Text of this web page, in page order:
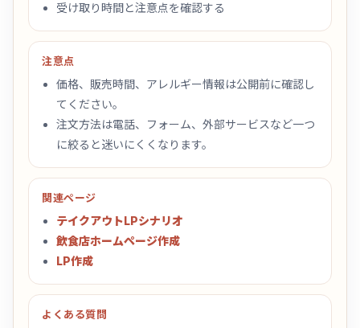
受け取り時間と注意点を確認する
注意点
価格、販売時間、アレルギー情報は公開前に確認し
てください。
注文方法は電話、フォーム、外部サービスなど一つ
に絞ると迷いにくくなります。
関連ページ
テイクアウトLPシナリオ
飲食店ホームページ作成
LP作成
よくある質問